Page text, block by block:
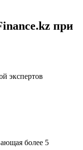
при
экспертов
более 5